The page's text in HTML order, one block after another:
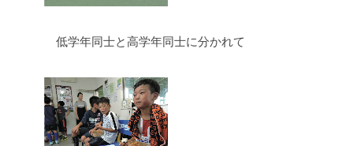
低学年同士と高学年同士に分かれて